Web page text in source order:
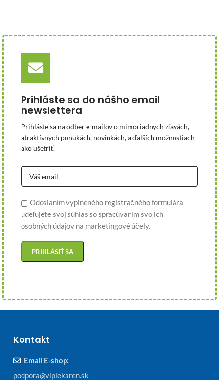
Prihláste sa do nášho email
newslettera
Prihláste sa na odber e-mailov o mimoriadnych zľavách,
atraktívnych ponukách, novinkách, a ďalších možnostiach
ako ušetriť.
Odoslaním vyplneného registračného formulára
udeľujete svoj súhlas so spracúvaním svojich
osobných údajov na marketingové účely.
Kontakt
Email E-shop:
podpora@viplekaren.sk